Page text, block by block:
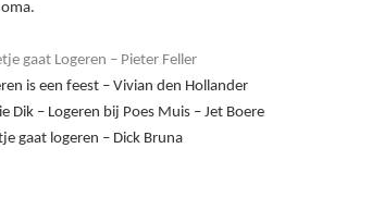
gaat Logeren – Pieter Feller
is een feest – Vivian den Hollander
Dik – Logeren bij Poes Muis – Jet Boere
gaat logeren – Dick Bruna